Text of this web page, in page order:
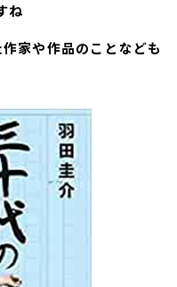
ね
家や作品のことなども